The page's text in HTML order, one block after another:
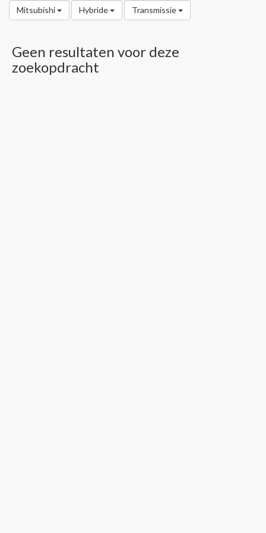
Mitsubishi Hybride Transmissie
Geen resultaten voor deze
zoekopdracht